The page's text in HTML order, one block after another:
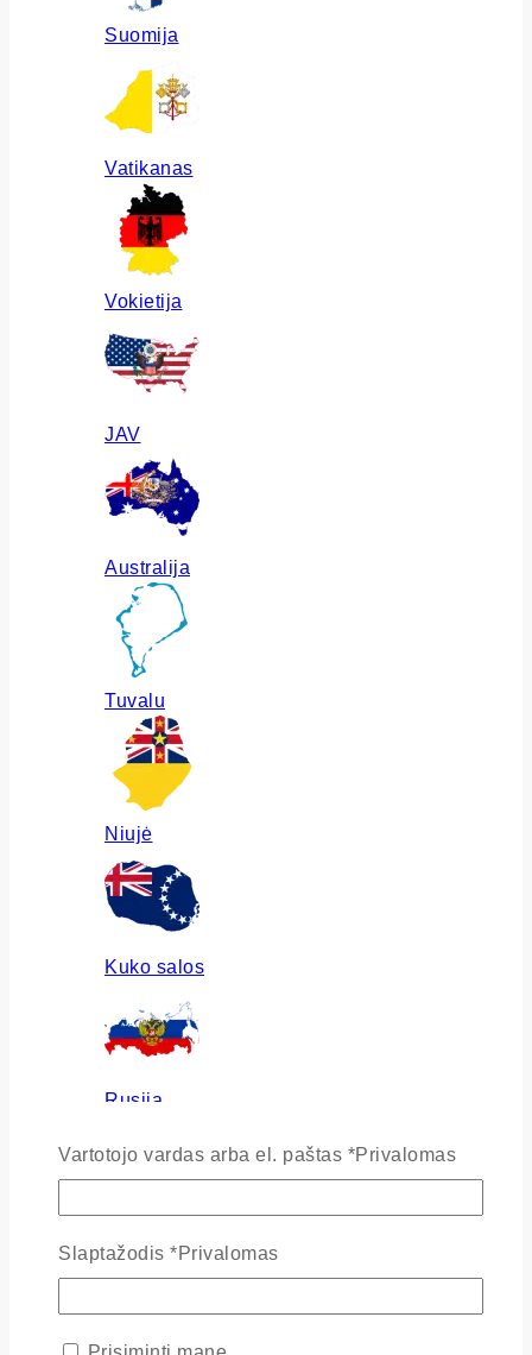
Suomija
Vatikanas
Vokietija
JAV
Australija
Tuvalu
Niujė
Kuko salos
Rusija
Vartotojo vardas arba el. paštas *Privalomas
Slaptažodis *Privalomas